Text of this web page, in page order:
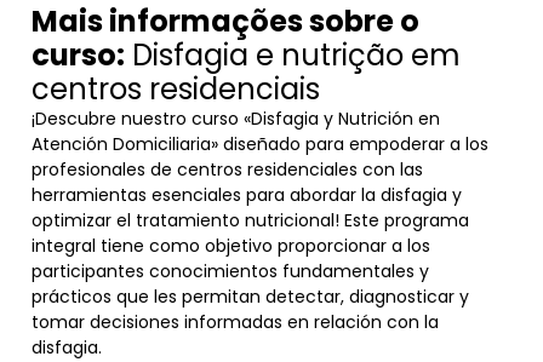
Mais informações sobre o
curso: Disfagia e nutrição em
centros residenciais
¡Descubre nuestro curso «Disfagia y Nutrición en
Atención Domiciliaria» diseñado para empoderar a los
profesionales de centros residenciales con las
herramientas esenciales para abordar la disfagia y
optimizar el tratamiento nutricional! Este programa
integral tiene como objetivo proporcionar a los
participantes conocimientos fundamentales y
prácticos que les permitan detectar, diagnosticar y
tomar decisiones informadas en relación con la
disfagia.